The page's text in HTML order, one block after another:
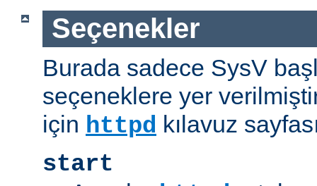
Seçenekler
Burada sadece SysV
seçeneklere yer
için httpd kılavuz
start